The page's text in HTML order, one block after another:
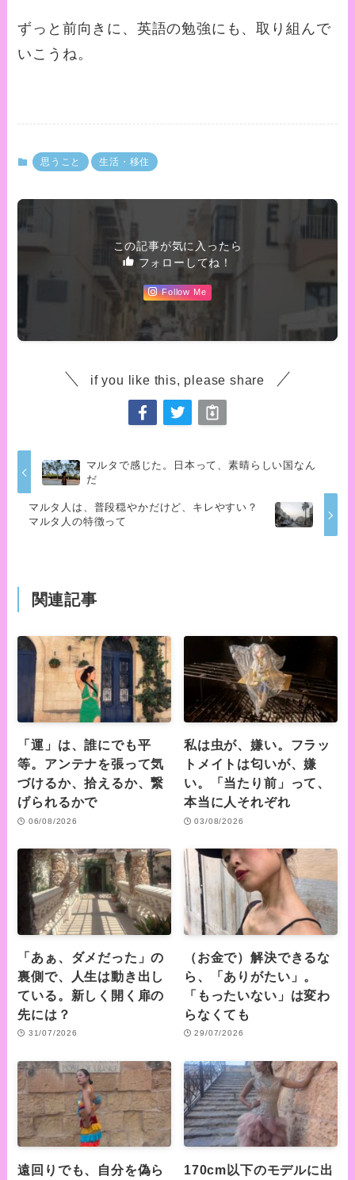
ずっと前向きに、英語の勉強にも、取り組んで
いこうね。
思うこと 生活・移住
この記事が気に入ったら
フォローしてね！
Follow Me
if you like this, please share
マルタで感じた。日本って、素晴らしい国なん
だ
マルタ人は、普段穏やかだけど、キレやすい？
マルタ人の特徴って
関連記事
「運」は、誰にでも平
等。アンテナを張って気
づけるか、拾えるか、繋
げられるかで
06/08/2026
私は虫が、嫌い。フラッ
トメイトは匂いが、嫌
い。「当たり前」って、
本当に人それぞれ
03/08/2026
「あぁ、ダメだった」の
裏側で、人生は動き出し
ている。新しく開く扉の
先には？
31/07/2026
（お金で）解決できるな
ら、「ありがたい」。
「もったいない」は変わ
らなくても
29/07/2026
遠回りでも、自分を偽ら
170cm以下のモデルに出